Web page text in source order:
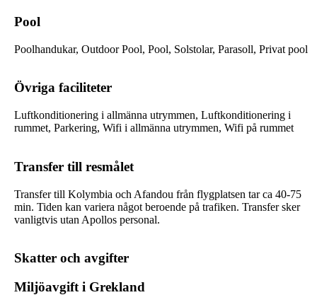
Pool
Poolhandukar, Outdoor Pool, Pool, Solstolar, Parasoll, Privat pool
Övriga faciliteter
Luftkonditionering i allmänna utrymmen, Luftkonditionering i
rummet, Parkering, Wifi i allmänna utrymmen, Wifi på rummet
Transfer till resmålet
Transfer till Kolymbia och Afandou från flygplatsen tar ca 40-75
min. Tiden kan variera något beroende på trafiken. Transfer sker
vanligtvis utan Apollos personal.
Skatter och avgifter
Miljöavgift i Grekland